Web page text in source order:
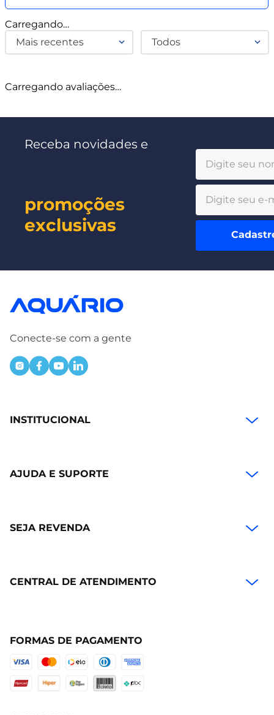
Carregando…
Mais recentes
Todos
Carregando avaliações…
Receba novidades e
promoções
exclusivas
Conecte-se com a gente
INSTITUCIONAL
AJUDA E SUPORTE
SEJA REVENDA
CENTRAL DE ATENDIMENTO
FORMAS DE PAGAMENTO